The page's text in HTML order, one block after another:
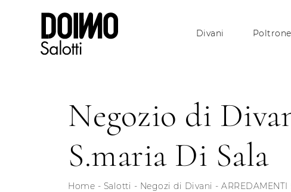
Divani Poltrone
Negozio di
S.maria Di Sala
Home - Salotti - Negozi di Divani - ARREDAMENTI